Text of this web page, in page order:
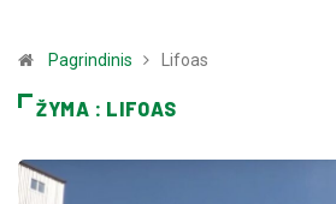
Pagrindinis Lifoas
ŽYMA : LIFOAS